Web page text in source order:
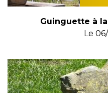
Guinguette à
Le